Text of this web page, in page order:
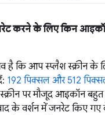
करने के लिए किन
है कि आप स्प्लैश स्क्रीन
192 पिक्सल और 512
पर मौजूद आइकॉन
के वर्शन में जनरेट किए गए